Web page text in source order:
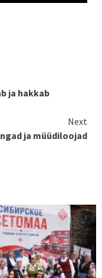
ja hakkab
Next
ja müüdiloojad